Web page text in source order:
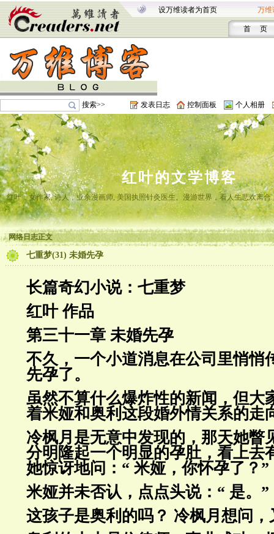
设万维读者为首页 万维
首 页
搜索>> 发表日志 控制面板 个人相册
红叶的文学博客
红叶，女作家, 诗人，业余漫画师, 美国执照针灸医生。漫游世界，看人生悲欢离
网络日志正文
七重梦(31) 未婚先孕
长篇奇幻小说：七重梦
红叶 作品
第三十一章 未婚先孕
不久，一个小道消息在公司里悄悄
先孕了。
虽然不算什么爆炸性的新闻，但大
着米娅和奥利这段婚外情关系的走
冷枫月是无意中发现的，那天她瞥
分明隆起一个明显的孕肚，看上去
她惊讶地问：“ 米娅，你怀孕了？”
米娅并未否认，点点头说：“ 是。”
这孩子是奥利的吗？ 冷枫月想问